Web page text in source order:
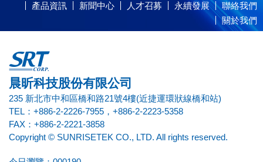
聯絡我們
永續發展
人才召募
新聞中心
產品資訊
關於我們
晨昕科技股份有限公司
235 新北市中和區橋和路21號4樓(近捷運環狀線橋和站)
TEL：+886-2-2226-7955，+886-2-2223-5358
FAX：+886-2-2221-3858
Copyright © SUNRISETEK CO., LTD. All rights reserved.